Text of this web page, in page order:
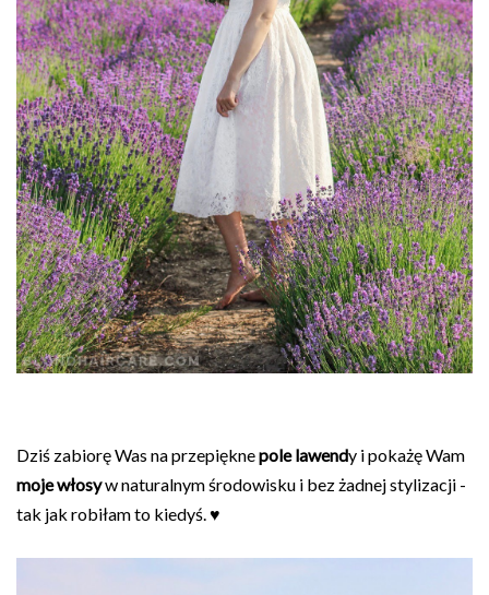
Dziś zabiorę Was na przepięknepole lawendy i pokażę Wam
moje włosyw naturalnym środowisku i bez żadnej stylizacji -
tak jak robiłam to kiedyś. ♥